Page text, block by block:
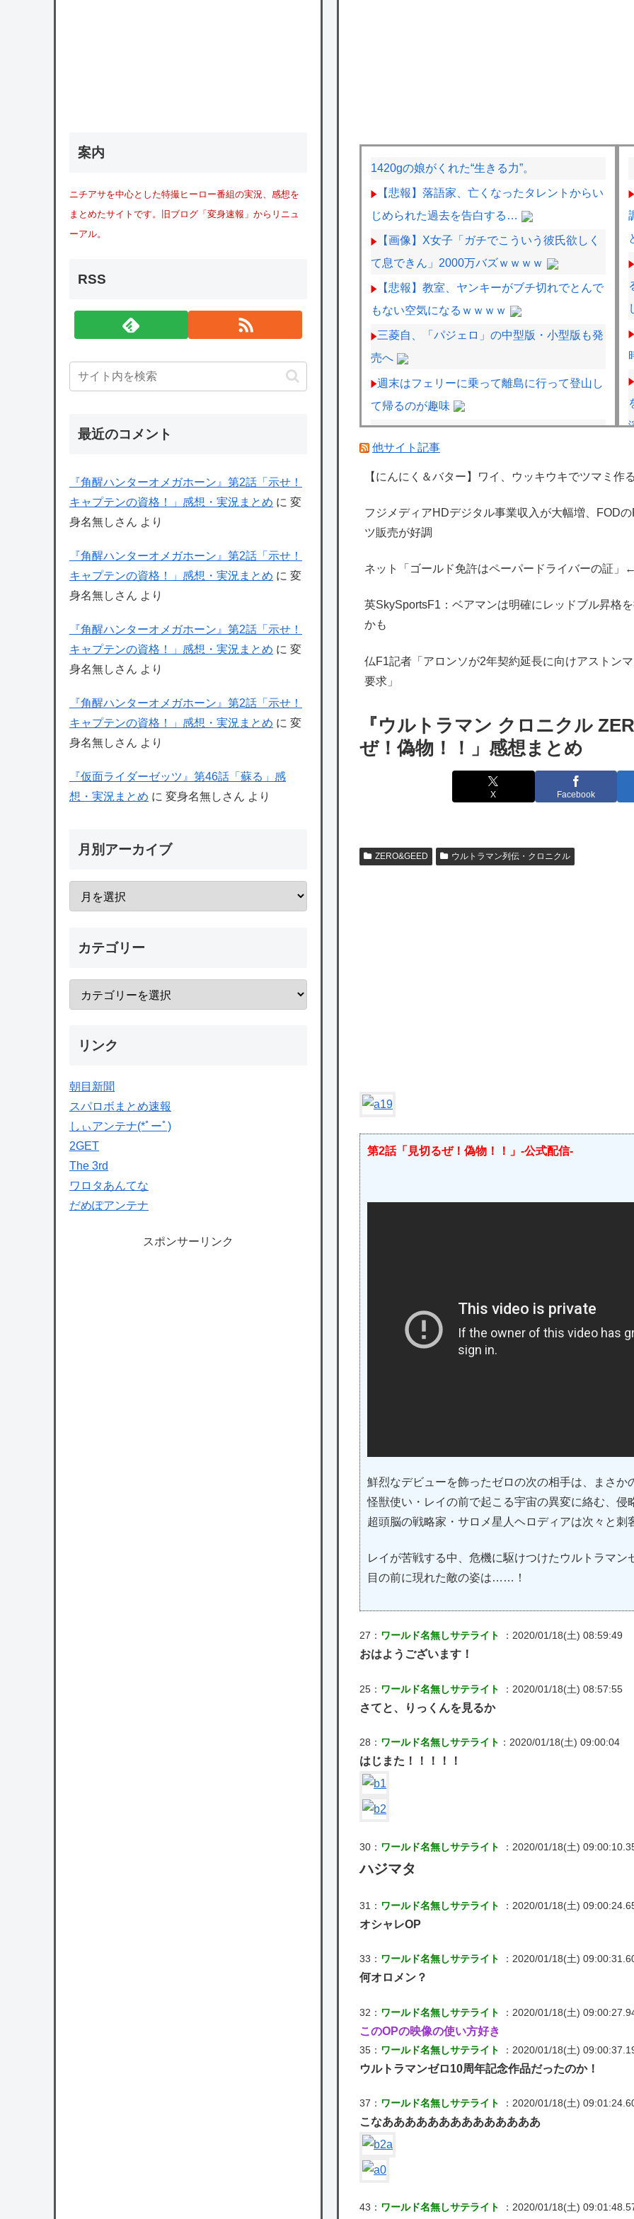
1420gの娘がくれた“生きる力”。
【悲報】落語家、亡くなったタレントからい
じめられた過去を告白する…
【画像】X女子「ガチでこういう彼氏欲しく
て息できん」2000万バズｗｗｗｗ
【悲報】教室、ヤンキーがブチ切れでとんで
もない空気になるｗｗｗｗ
三菱自、「パジェロ」の中型版・小型版も発
売へ
週末はフェリーに乗って離島に行って登山し
て帰るのが趣味
SuperGT：2027年からのワンメイクタイヤ
がGT500→ブリヂストン、GT300→ダンロッ
プに決まったわけだが
海外「日本は特別！」日本の地震支援を申し
海外「勘弁して！」米国人が最も恐れる日本
韓国人「実は日本経済を支えて生かしている
のは韓国人である理由がこちら…」→「日本
海外「日本よ、お前がナンバーワンだ」 熊
本地震直後の日本の対応のスピードに世界が
れたキャラの掛け合いだからなぁ（約100人）
他サイト記事
【にんにく＆バター】ワイ、ウッキウキでツマミ作
フジメディアHDデジタル事業収入が大幅増、FOD
ツ販売が好調
ネット「ゴールド免許はペーパードライバーの証」
英SkySportsF1：ベアマンは明確にレッドブル昇格
かも
仏F1記者「アロンソが2年契約延長に向けアストン
要求」
『ウルトラマン クロニクル
ぜ！偽物！！」感想まとめ
X Facebook
ZERO&GEED ウルトラマン列伝・クロニクル
第2話「見切るぜ！偽物！！」-公式配信-
鮮烈なデビューを飾ったゼロの次の相手は、まさ
怪獣使い・レイの前で起こる宇宙の異変に絡む、侵
超頭脳の戦略家・サロメ星人ヘロディアは次々と刺
レイが苦戦する中、危機に駆けつけたウルトラマン
目の前に現れた敵の姿は……！
27： ワールド名無しサテライト ：2020/01/18(土) 08:59:49
おはようございます！
25： ワールド名無しサテライト ：2020/01/18(土) 08:57:55
さてと、りっくんを見るか
28： ワールド名無しサテライト ：2020/01/18(土) 09:00:04
はじまた！！！！！
30： ワールド名無しサテライト ：2020/01/18(土)
ハジマタ
31： ワールド名無しサテライト ：2020/01/18(土)
オシャレOP
33： ワールド名無しサテライト ：2020/01/18(土)
何オロメン？
32： ワールド名無しサテライト ：2020/01/18(土)
このOPの映像の使い方好き
35： ワールド名無しサテライト ：2020/01/18(土)
ウルトラマンゼロ10周年記念作品だったのか！
37： ワールド名無しサテライト ：2020/01/18(土)
こなああああああああああああああ
43： ワールド名無しサテライト ：2020/01/18(土)
案内
ニチアサを中心とした特撮ヒーロー番組の実況、感想を
まとめたサイトです。旧ブログ「変身速報」からリニュ
ーアル。
RSS
最近のコメント
『角醒ハンターオメガホーン』第2話「示せ！
キャプテンの資格！」感想・実況まとめ に 変
身名無しさん より
『角醒ハンターオメガホーン』第2話「示せ！
キャプテンの資格！」感想・実況まとめ に 変
身名無しさん より
『角醒ハンターオメガホーン』第2話「示せ！
キャプテンの資格！」感想・実況まとめ に 変
身名無しさん より
『角醒ハンターオメガホーン』第2話「示せ！
キャプテンの資格！」感想・実況まとめ に 変
身名無しさん より
『仮面ライダーゼッツ』第46話「蘇る」感
想・実況まとめ に 変身名無しさん より
月別アーカイブ
カテゴリー
リンク
朝目新聞
スパロボまとめ速報
しぃアンテナ(*ﾟーﾟ)
2GET
The 3rd
ワロタあんてな
だめぽアンテナ
スポンサーリンク